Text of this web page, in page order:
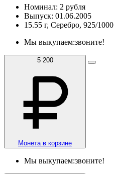
Номинал: 2 рубля
Выпуск: 01.06.2005
15.55 г, Серебро, 925/1000
Мы выкупаем:звоните!
5 200
Монета в корзине
Мы выкупаем:звоните!